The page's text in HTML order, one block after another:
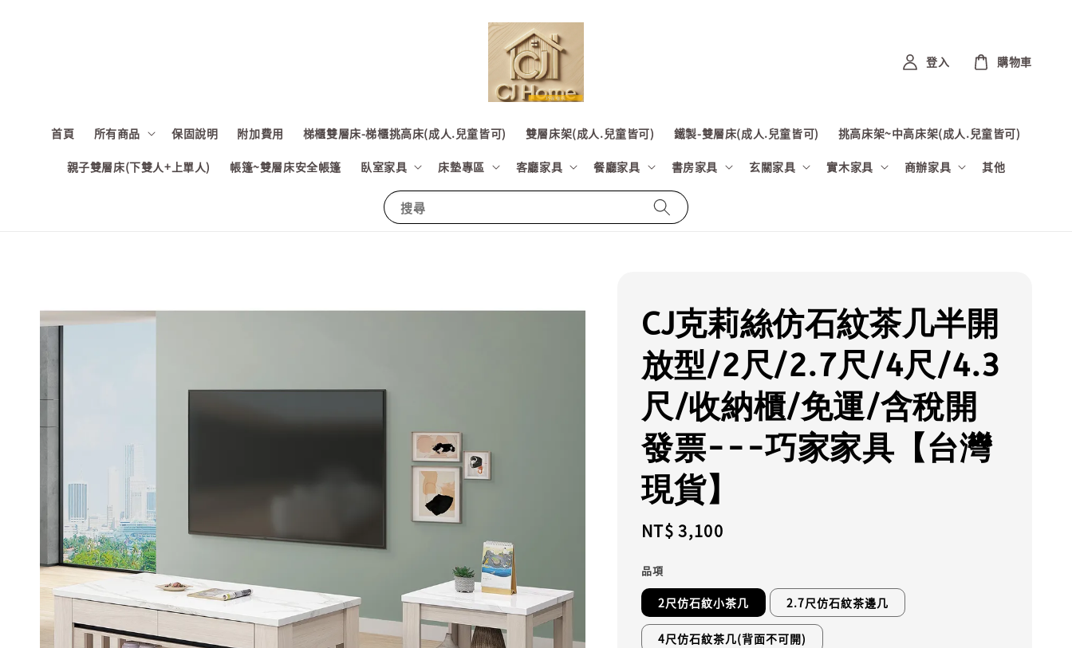
搜尋
首頁 所有商品 保固說明 附加費用 梯櫃雙層床-梯櫃挑高床(成人.兒童皆可) 雙層床架(成人.兒童皆可) 鐵製-雙層床(成人.兒童皆可) 挑高床架~中高床架(成人.兒童皆可)
親子雙層床(下雙人+上單人) 帳篷~雙層床安全帳篷 臥室家具 床墊專區 客廳家具 餐廳家具 書房家具 玄關家具 實木家具 商辦家具 其他
登入 購物車
CJ克莉絲仿石紋茶几半開
放型/2尺/2.7尺/4尺/4.3
尺/收納櫃/免運/含稅開
發票---巧家家具【台灣
現貨】
Regular
NT$ 3,100
品項
2尺仿石紋小茶几 2.7尺仿石紋茶邊几
4尺仿石紋茶几(背面不可開)